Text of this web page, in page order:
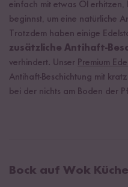
einfach mit etwas Öl erhitzen,
beginnst, um eine natürliche
Trotzdem haben einige
zusätzliche Antihaft-
verhindert. Unser Premium
Antihaft-Beschichtung mit
bei der nichts am Boden der
Bock auf Wok